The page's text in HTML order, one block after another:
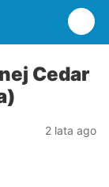
Cedar
2 lata ago